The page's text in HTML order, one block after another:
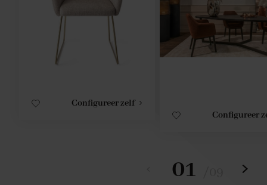
Configureer zelf
Configureer
01